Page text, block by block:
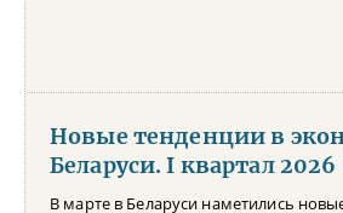
Новые тенденции в
Беларуси. I квартал 2026
В марте в Беларуси наметились